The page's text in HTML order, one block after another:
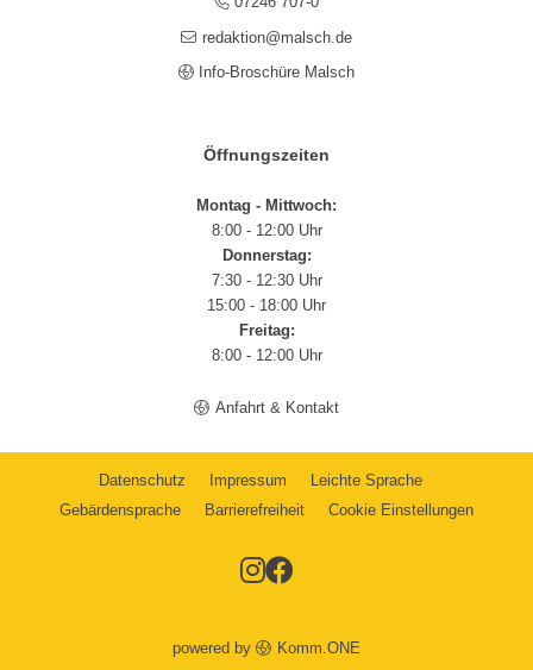
redaktion@malsch.de
Info-Broschüre Malsch
Öffnungszeiten
Montag - Mittwoch:
8:00 - 12:00 Uhr
Donnerstag:
7:30 - 12:30 Uhr
15:00 - 18:00 Uhr
Freitag:
8:00 - 12:00 Uhr
Anfahrt & Kontakt
Datenschutz Impressum
Leichte Sprache
Gebärdensprache
Barrierefreiheit Cookie Einstellungen
powered by Komm.ONE